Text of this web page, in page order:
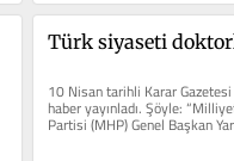
Türk siyaseti
10 Nisan tarihli Karar Gazetesi
haber yayınladı. Şöyle:
Partisi (MHP) Genel Başkan